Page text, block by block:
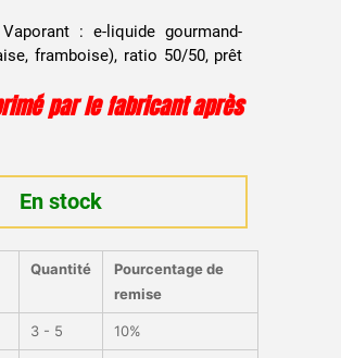
initial
était :
actuel
est :
: e-liquide gourmand-
framboise), ratio 50/50, prêt
par le fabricant après
En stock
Quantité
Pourcentage de
remise
3 - 5 10%